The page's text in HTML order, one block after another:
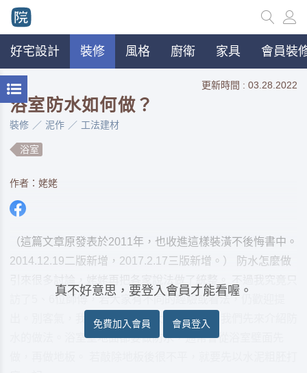
好宅設計 裝修 風格 廚衛 家具 會員裝
更新時間 : 03.28.2022
浴室防水如何做？
裝修 泥作 工法建材
浴室
作者：姥姥
（這篇文章原發表於2011年，也收進這樣裝潢不後悔書中。
2014.12.19二版新增，2017.2.17三版新增。） 防水怎麼做
訪了5、6位師傅，若大家有不同的經驗或看法，仍歡迎提
出。別客氣，我這裡是很歡迎大家討論的。 我們先來介紹防
水的做法。浴室壁地面都要做防水，通常會從浴室壁面先
真不好意思，要登入會員才能看喔。
免費加入會員 會員登入